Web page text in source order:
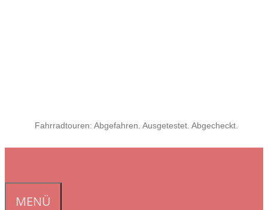
Fahrradtouren: Abgefahren. Ausgetestet. Abgecheckt.
MENÜ